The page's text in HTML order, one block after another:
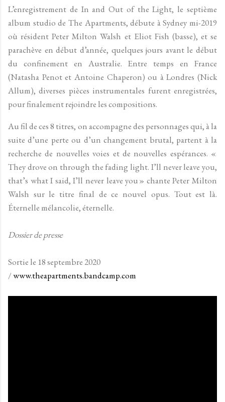
L’enregistrement de In and Out of the Light, le septième
album studio de The Apartments, débute à Sydney mi-2019
où résident Peter Milton Walsh et Eliot Fish (basse), et se
parachève en début d’année, quelques jours avant le début
du confinement en Australie. Entre temps en France
(Natasha Penot et Antoine Chaperon) ou à Londres (Nick
Allum), diverses pièces instrumentales furent enregistrées,
pour finalement rejoindre les compositions.
Au fil de ces 8 titres, on accompagne des personnages qui, à la
suite d’une perte ou d’un changement brutal, partent à la
recherche de nouvelles voies et de nouvelles espérances. «
They drove on through the fading light. I’ll never leave you,
that’s what I said, I’ll never leave you » chante Peter Milton
Walsh sur le titre final de ce nouvel opus. Tout est là.
Éternelle mélancolie, éternelle.
Dossier de presse
Sortie le 18 septembre 2020
/www.theapartments.bandcamp.com